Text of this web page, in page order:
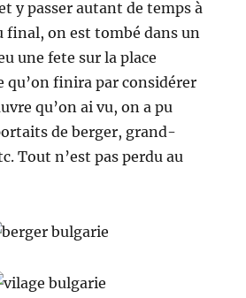
y passer autant de temps à
final, on est tombé dans un
une fete sur la place
qu’on finira par considérer
qu’on ai vu, on a pu
de berger, grand-
Tout n’est pas perdu au